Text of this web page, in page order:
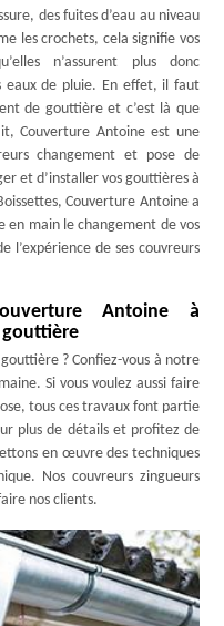
des fuites d’eau au niveau
les crochets, cela signifie vos
n’assurent plus donc
eaux de pluie. En effet, il faut
de gouttière et c’est là que
Couverture Antoine est une
changement et pose de
et d’installer vos gouttières à
Couverture Antoine a
en main le changement de vos
l’expérience de ses couvreurs
Antoine à
gouttière
? Confiez-vous à notre
Si vous voulez aussi faire
tous ces travaux font partie
plus de détails et profitez de
en œuvre des techniques
Nos couvreurs zingueurs
nos clients.